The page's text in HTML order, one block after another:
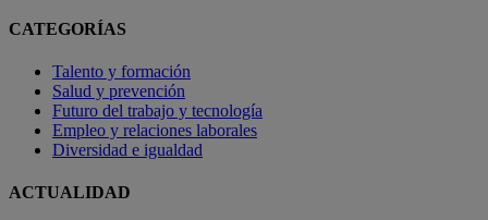
CATEGORÍAS
Talento y formación
Salud y prevención
Futuro del trabajo y tecnología
Empleo y relaciones laborales
Diversidad e igualdad
ACTUALIDAD